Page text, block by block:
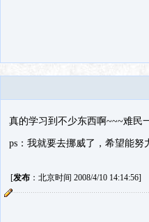
真的学习到不少东西啊~~~难民
ps：我就要去挪威了，希望能
[发布：北京时间 2008/4/10 14:14:56]